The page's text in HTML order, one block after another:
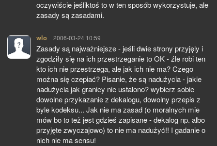
oczywiście jeśliktoś to w ten sposób wykorzystuje, ale
zasady są zasadami.
wlo pisze:
2006-03-24 10:59
Zasady są najważniejsze - jeśli dwie strony przyjęly i
zgodziły się na ich przestrzeganie to OK - źle robi ten
kto ich nie przestrzega, ale jak ich nie ma? Czego
można się czepiać? Pisanie, że są nadużycia - jakie
nadużycia jak granicy nie ustalono? wybierz sobie
dowolne przykazanie z dekalogu, dowolny przepis z
byle kodeksu... Jak nie ma zasad (o moralnych mie
mów bo to też jest gdzieś zapisane - dekalog np. albo
przyjęte zwyczajowo) to nie ma nadużyć!! I gadanie o
nich nie ma sensu!